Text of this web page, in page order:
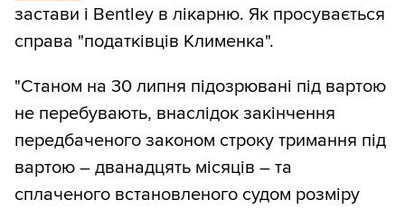
застави і Bentley в лікарню. Як просувається
справа "податківців Клименка".
"Станом на 30 липня підозрювані під вартою
не перебувають, внаслідок закінчення
передбаченого законом строку тримання під
вартою – дванадцять місяців – та
сплаченого встановленого судом розміру